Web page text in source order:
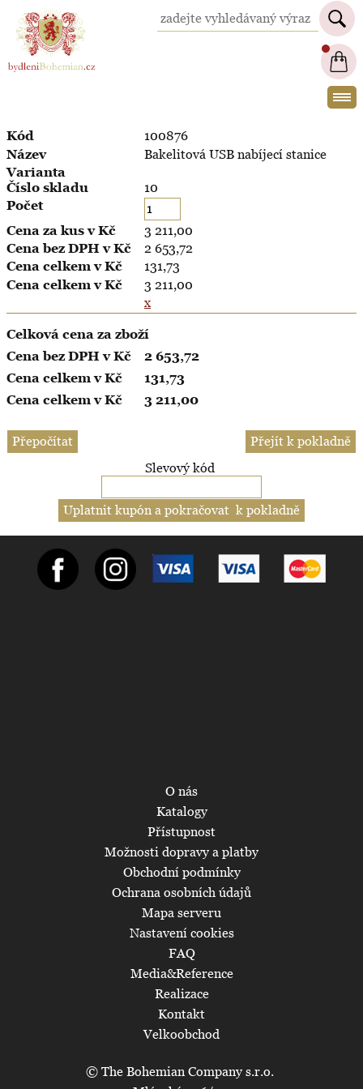
BydleniBohemian.cz
100876
Bakelitová USB nabíjecí stanice
10
3 211,00
2 653,72
131,73
3 211,00
x
Celková cena za zboží
2 653,72
131,73
3 211,00
Slevový kód
© The Bohemian Company s.r.o.
O nás
Katalogy
Přístupnost
Možnosti dopravy a platby
Obchodní podmínky
Ochrana osobních údajů
Mapa serveru
Nastavení cookies
FAQ
Media&Reference
Realizace
Kontakt
Velkoobchod